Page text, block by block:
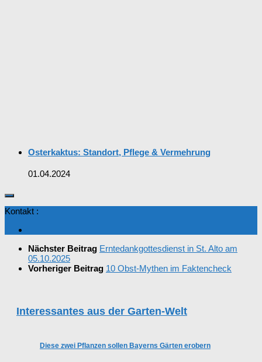
Osterkaktus: Standort, Pflege & Vermehrung
01.04.2024
Kontakt :
Nächster Beitrag Erntedankgottesdienst in St. Alto am
05.10.2025
Vorheriger Beitrag 10 Obst-Mythen im Faktencheck
Interessantes aus der Garten-Welt
Diese zwei Pflanzen sollen Bayerns Gärten erobern